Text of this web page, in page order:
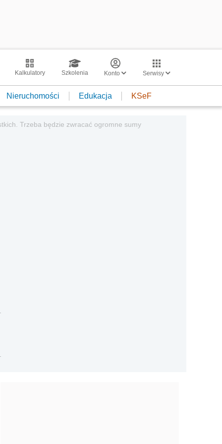
Kalkulatory Szkolenia Konto Serwisy
Nieruchomości Edukacja KSeF
Trzeba będzie zwracać ogromne sumy